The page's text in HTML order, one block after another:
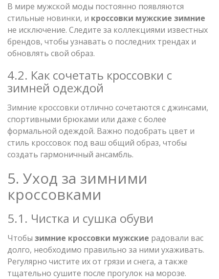
В мире мужской моды постоянно появляются
стильные новинки, и кроссовки мужские зимние
не исключение. Следите за коллекциями известных
брендов, чтобы узнавать о последних трендах и
обновлять свой образ.
4.2. Как сочетать кроссовки с
зимней одеждой
Зимние кроссовки отлично сочетаются с джинсами,
спортивными брюками или даже с более
формальной одеждой. Важно подобрать цвет и
стиль кроссовок под ваш общий образ, чтобы
создать гармоничный ансамбль.
5. Уход за зимними
кроссовками
5.1. Чистка и сушка обуви
Чтобы зимние кроссовки мужские радовали вас
долго, необходимо правильно за ними ухаживать.
Регулярно чистите их от грязи и снега, а также
тщательно сушите после прогулок на морозе.